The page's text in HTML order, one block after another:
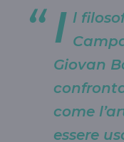
I l
Giovan
come
essere